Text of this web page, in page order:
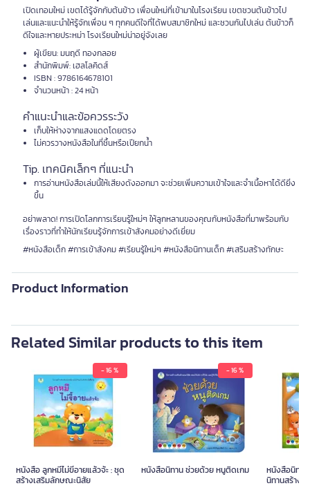
เปิดเทอมใหม่ เขตได้รู้จักกับต้นข้าว เพื่อนใหม่ที่เข้ามาในโรงเรียน เขตชวนต้นข้าวไป
เล่นและแนะนำให้รู้จักเพื่อน ๆ ทุกคนดีใจที่ได้พบสมาชิกใหม่ และชวนกันไปเล่น ต้นข้าวก็
ดีใจและหายประหม่า โรงเรียนใหม่น่าอยู่จังเลย
ผู้เขียน: มนฤดี ทองกลอย
สำนักพิมพ์: เฮลโลคิดส์
ISBN : 9786164678101
จำนวนหน้า : 24 หน้า
คำแนะนำและข้อควรระวัง
เก็บให้ห่างจากแสงแดดโดยตรง
ไม่ควรวางหนังสือในที่ชื้นหรือเปียกน้ำ
Tip. เทคนิคเล็กๆ ที่แนะนำ
การอ่านหนังสือเล่มนี้ให้เสียงดังออกมา จะช่วยเพิ่มความเข้าใจและจำเนื้อหาได้ดียิ่ง
ขึ้น
อย่าพลาด! การเปิดโลกการเรียนรู้ใหม่ๆ ให้ลูกหลานของคุณกับหนังสือที่มาพร้อมกับ
เรื่องราวที่ทำให้นักเรียนรู้จักการเข้าสังคมอย่างดีเยี่ยม
#หนังสือเด็ก #การเข้าสังคม #เรียนรู้ใหม่ๆ #หนังสือนิทานเด็ก #เสริมสร้างทักษะ
Product Information
Related Similar products to this item
- 16 %
หนังสือ ลูกหมีไม่ขี้อายแล้วจ้ะ : ชุด
สร้างเสริมลักษณะนิสัย
- 16 %
หนังสือนิทาน ช่วยด้วย หนูติดเกม
หนังสือนิทา
นิทานสร้าง